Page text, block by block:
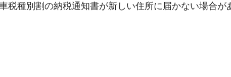
税種別割の納税通知書が新しい住所に届かない場合が